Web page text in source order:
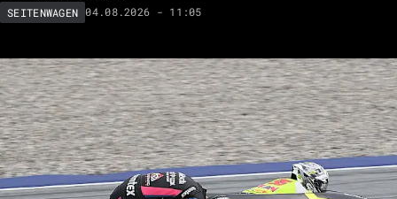
SEITENWAGEN 04.08.2026 - 11:05